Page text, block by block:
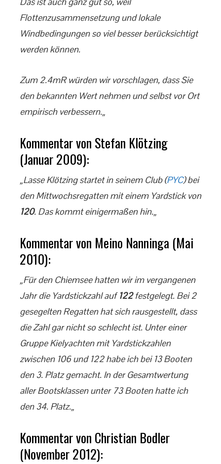
Flottenzusammensetzung und lokale
Windbedingungen so viel besser berücksichtigt
werden können.
Zum 2.4mR würden wir vorschlagen, dass Sie
den bekannten Wert nehmen und selbst vor Ort
empirisch verbessern.„
Kommentar von Stefan Klötzing
(Januar 2009):
„Lasse Klötzing startet in seinem Club (PYC) bei
den Mittwochsregatten mit einem Yardstick von
120. Das kommt einigermaßen hin.„
Kommentar von Meino Nanninga (Mai
2010):
„Für den Chiemsee hatten wir im vergangenen
Jahr die Yardstickzahl auf122festgelegt. Bei 2
gesegelten Regatten hat sich rausgestellt, dass
die Zahl gar nicht so schlecht ist. Unter einer
Gruppe Kielyachten mit Yardstickzahlen
zwischen 106 und 122 habe ich bei 13 Booten
den 3. Platz gemacht. In der Gesamtwertung
aller Bootsklassen unter 73 Booten hatte ich
den 34. Platz.„
Kommentar von Christian Bodler
(November 2012):